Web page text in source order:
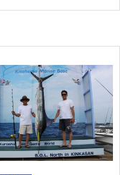
イベント情報